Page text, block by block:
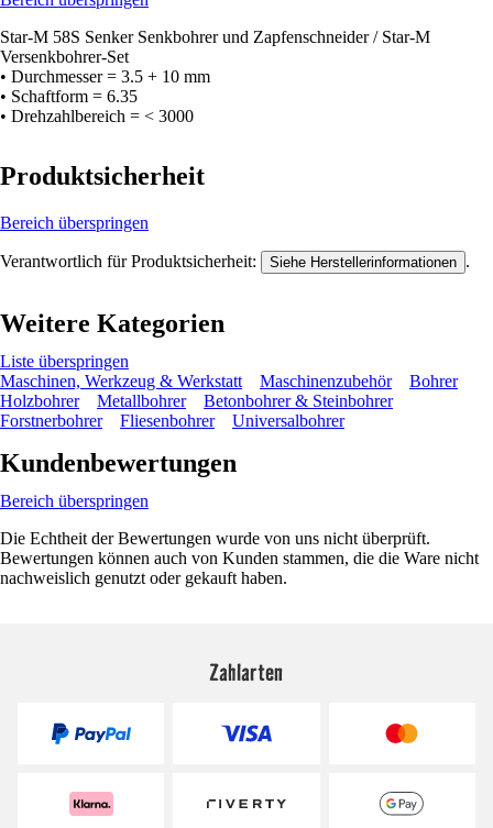
Star-M 58S Senker Senkbohrer und Zapfenschneider / Star-M
Versenkbohrer-Set
• Durchmesser = 3.5 + 10 mm
• Schaftform = 6.35
• Drehzahlbereich = < 3000
Produktsicherheit
Bereich überspringen
Verantwortlich für Produktsicherheit: Siehe Herstellerinformationen .
Weitere Kategorien
Liste überspringen
Maschinen, Werkzeug & Werkstatt
Maschinenzubehör
Bohrer
Holzbohrer
Metallbohrer
Betonbohrer & Steinbohrer
Forstnerbohrer
Fliesenbohrer Universalbohrer
Kundenbewertungen
Bereich überspringen
Die Echtheit der Bewertungen wurde von uns nicht überprüft.
Bewertungen können auch von Kunden stammen, die die Ware nicht
nachweislich genutzt oder gekauft haben.
Zahlarten